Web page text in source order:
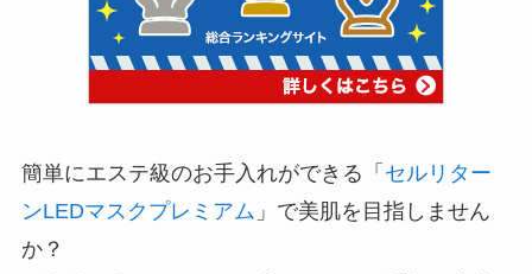
簡単にエステ級のお手入れができる「 セルリター
ンLEDマスクプレミアム 」で美肌を目指しません
か？